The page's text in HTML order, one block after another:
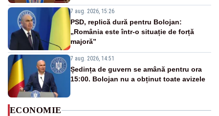
7 aug. 2026, 15:26
PSD, replică dură pentru Bolojan:
„România este într-o situație de forță
majoră”
7 aug. 2026, 14:51
Ședința de guvern se amână pentru ora
15:00. Bolojan nu a obținut toate avizele
ECONOMIE